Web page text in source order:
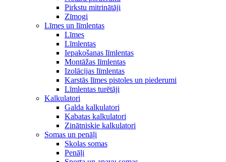
Pirkstu mitrinātāji
Zīmogi
Līmes un līmlentas
Līmes
Līmlentas
Iepakošanas līmlentas
Montāžas līmlentas
Izolācijas līmlentas
Karstās līmes pistoles un piederumi
Līmlentas turētāji
Kalkulatori
Galda kalkulatori
Kabatas kalkulatori
Zinātniskie kalkulatori
Somas un penāļi
Skolas somas
Penāļi